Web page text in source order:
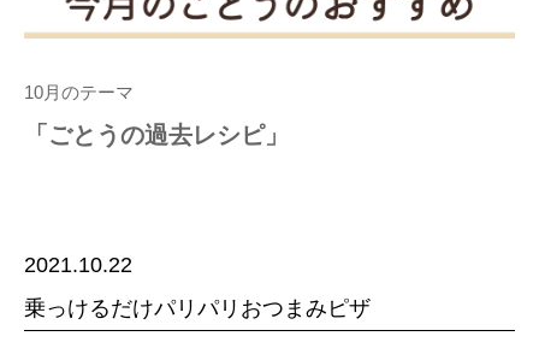
10月のテーマ
「ごとうの過去レシピ」
2021.10.22
乗っけるだけパリパリおつまみピザ